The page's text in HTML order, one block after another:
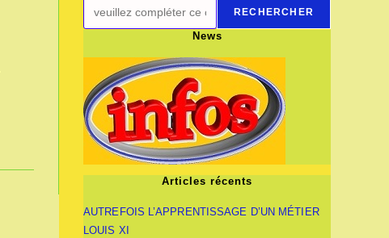
RECHERCHER
News
Articles récents
AUTREFOIS L’APPRENTISSAGE D’UN MÉTIER
LOUIS XI